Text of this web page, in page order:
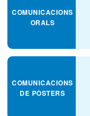
COMUNICACIONS
ORALS
COMUNICACIONS
DE PÒSTERS